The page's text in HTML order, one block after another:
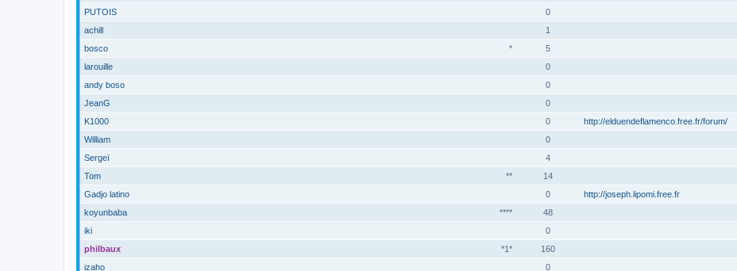
PUTOIS
0
achill
1
*
bosco 5
larouille
0
andy boso
0
JeanG
0
K1000
0 http://elduendeflamenco.free.fr/forum/
William
0
Sergeï
4
**
Tom 14
Gadjo latino
0 http://joseph.lipomi.free.fr
****
koyunbaba 48
iki
0
*1*
philbaux 160
izaho
0